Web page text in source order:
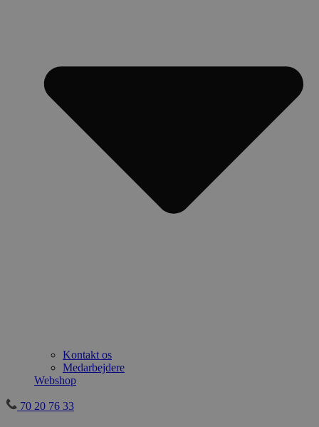
Kontakt os
Medarbejdere
Webshop
70 20 76 33